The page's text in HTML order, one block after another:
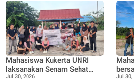
Jenis Sabu
Mahasiswa Kukerta UNRI
laksanakan Senam Sehat
bersama Ibu ibu dan Remaja
Jul 30, 2026 Jul 30,